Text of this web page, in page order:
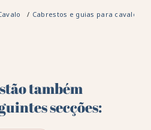
Cabrestos e guias para cavalo
também
secções: